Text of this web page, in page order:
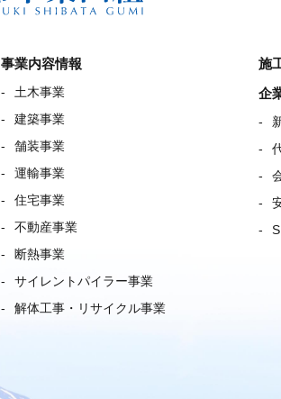
事業内容情報
土木事業
建築事業
舗装事業
運輸事業
住宅事業
不動産事業
断熱事業
サイレントパイラー事業
解体工事・リサイクル事業
施
企